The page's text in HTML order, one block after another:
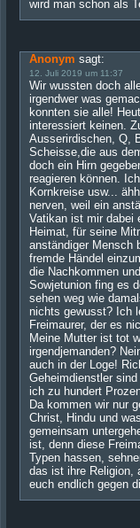
wird man schon als
Anonym sagt:
12. Juli 2019 um 11:37
Wir wussten doch
irgendwer was
konnten sie alle!
interessiert keinen.
Ausserirdischen, Q,
Scheisse,die aus
doch ein Hirn
reagieren können.
Kornkreise usw...
nerven, weil ein
Vatikan ist mir dabei
Heimat, für seine
anständiger Mensch
fremde Händel
die Nachkommen
Sowjetunion fing es
sehen weg wie
nichts gewusst? Ich
Freimaurer, der es
Meine Mutter ist tot
irgendjemanden?
auch in der Loge!
Geheimdienstler
ich zu hundert
Da kommen wir nur
Christ, Hindu und
gemeinsam
ist, denn diese
Typen hassen,
das ist ihre Religion,
euch endlich gegen